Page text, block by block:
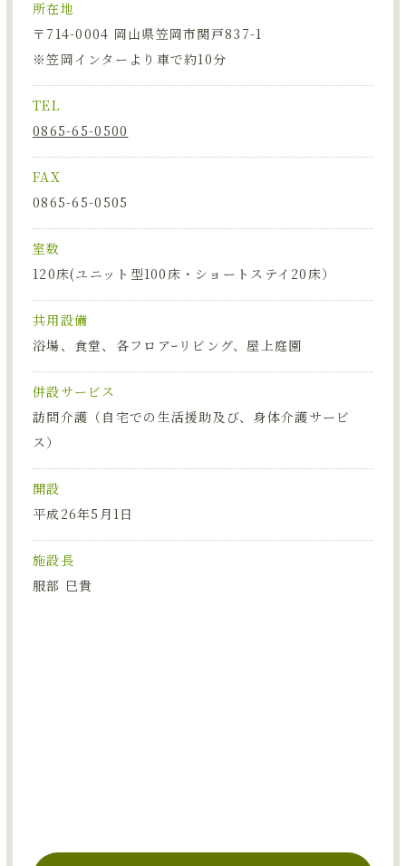
所在地
〒714-0004 岡山県笠岡市関戸837-1
※笠岡インターより車で約10分
TEL
0865-65-0500
FAX
0865-65-0505
室数
120床(ユニット型100床・ショートステイ20床）
共用設備
浴場、食堂、各フロアｰリビング、屋上庭園
併設サービス
訪問介護（自宅での生活援助及び、身体介護サービ
ス）
開設
平成26年5月1日
施設長
服部 巳貴